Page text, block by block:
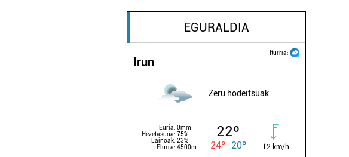
EGURALDIA
Iturria:
Irun
Zeru hodeitsuak
Euria: 0mm
Hezetasuna: 75%
Lainoak: 23%
Elurra: 4500m
22º
24º 20º 12 km/h